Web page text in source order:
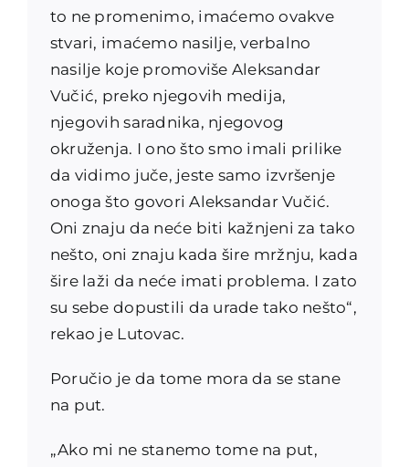
to ne promenimo, imaćemo ovakve
stvari, imaćemo nasilje, verbalno
nasilje koje promoviše Aleksandar
Vučić, preko njegovih medija,
njegovih saradnika, njegovog
okruženja. I ono što smo imali prilike
da vidimo juče, jeste samo izvršenje
onoga što govori Aleksandar Vučić.
Oni znaju da neće biti kažnjeni za tako
nešto, oni znaju kada šire mržnju, kada
šire laži da neće imati problema. I zato
su sebe dopustili da urade tako nešto“,
rekao je Lutovac.
Poručio je da tome mora da se stane
na put.
„Ako mi ne stanemo tome na put,